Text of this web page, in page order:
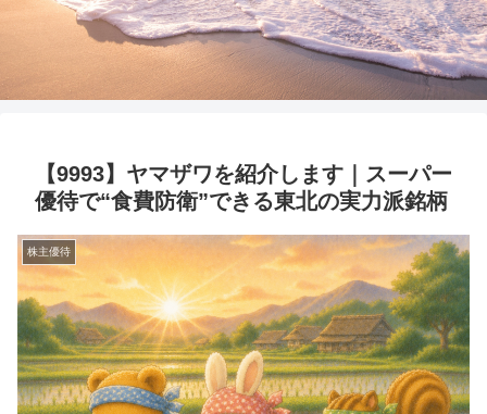
【9993】ヤマザワを紹介します｜スーパー
優待で“食費防衛”できる東北の実力派銘柄
株主優待